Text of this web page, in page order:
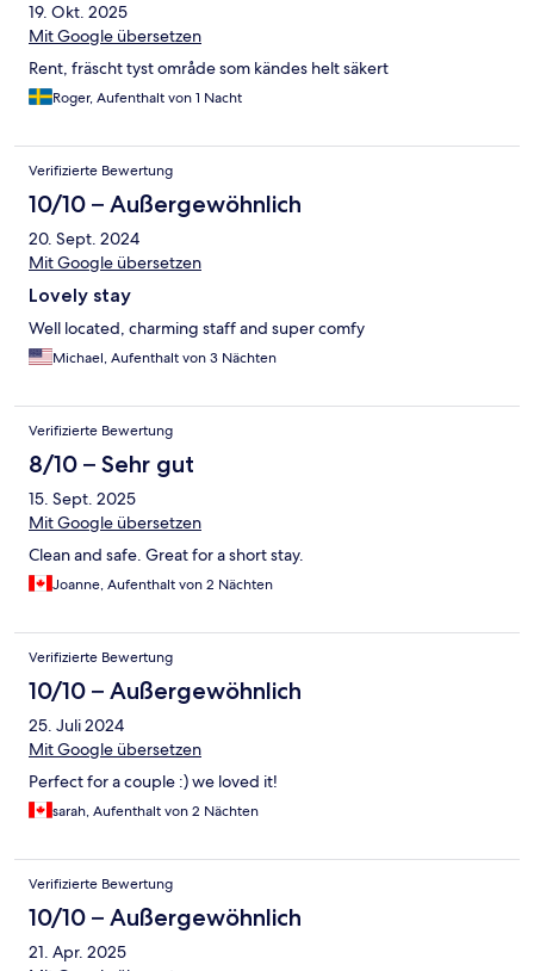
19. Okt. 2025
Mit Google übersetzen
Rent, fräscht tyst område som kändes helt säkert
Roger, Aufenthalt von 1 Nacht
Verifizierte Bewertung
10/10 – Außergewöhnlich
20. Sept. 2024
Mit Google übersetzen
Lovely stay
Well located, charming staff and super comfy
Michael, Aufenthalt von 3 Nächten
Verifizierte Bewertung
8/10 – Sehr gut
15. Sept. 2025
Mit Google übersetzen
Clean and safe. Great for a short stay.
Joanne, Aufenthalt von 2 Nächten
Verifizierte Bewertung
10/10 – Außergewöhnlich
25. Juli 2024
Mit Google übersetzen
Perfect for a couple :) we loved it!
sarah, Aufenthalt von 2 Nächten
Verifizierte Bewertung
10/10 – Außergewöhnlich
21. Apr. 2025